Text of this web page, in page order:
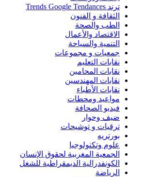
ترند Trends Google Tendances
الثقافة و الفنون
الطب والصحة
الاقتصاد والأعمال
التنمية والسياحة
جمعيات و مجموعات
نقابات التعليم
نقابات المحامين
نقابات المهندسين
نقابات الأطباء
مواعيد ومحطات
فيديو الصحافة
ضيف وحوار
ترقيات و توشيحات
بورتريه
علوم وتكنولوجيا
الجمعية المغربية لحقوق الإنسان
الكونفدرالية الديمقراطية للشغل
الرياضة